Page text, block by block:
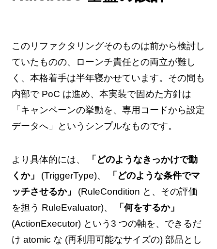
このリファクタリングそのものは前から検討し
ていたものの、ローンチ責任との両立が難し
く、本格着手は半年寝かせています。その間も
内部で PoC は進め、本実装で固めた方針は
「キャンペーンの挙動を、専用コードから設定
データへ」というシンプルなものです。
より具体的には、
「どのようなきっかけで動
くか」
(TriggerType)、
「どのような条件でマ
ッチさせるか」
(RuleCondition と、その評価
を担う RuleEvaluator)、
「何をするか」
(ActionExecutor) という3 つの軸を、できるだ
け atomic な (再利用可能なサイズの) 部品とし